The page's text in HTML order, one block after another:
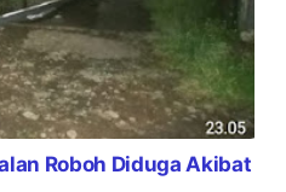
Roboh Diduga Akibat